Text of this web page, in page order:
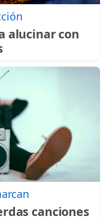
alucinar con
canciones